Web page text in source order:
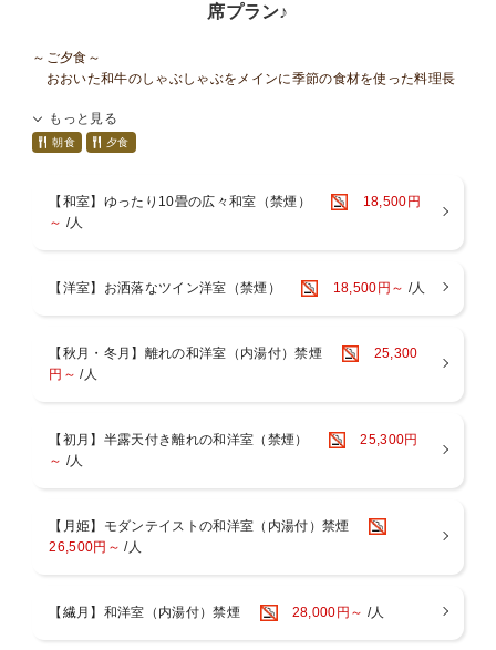
■■■■■■■■■■■■■■■■■■■■■■■■■■■■■■
～お風呂～
・１階には男女別大浴場と露天風呂がございます。ご滞在中はいつで
・５つの貸切家族風呂をご利用いただけます！ご滞在中いつでもご入
浴いただけます
杏の湯：御影石のジャグジー風呂（内風呂）
菫の湯：寝湯（内風呂）
～夢月のイチ押しポイント～
席プラン♪
～ご夕食～
おおいた和牛のしゃぶしゃぶをメインに季節の食材を使った料理長
～おおいた和牛のしゃぶしゃぶ～
料理長が厳選した昆布だしでいただく牛のしゃぶしゃぶ。
～ご朝食～
※料理写真は１例。季節により内容は若干異なります
〇お食事は、お食事処個室でのお召し上がりとなります。
〇当館はアレルギー対応出来ませんので予めご了承ください。
〇お子様のお食事について
小学生のお子様には、大人料理から大人向けの料理（酢の物、珍味
会席料理が苦手な小学生のお子様は、前日までにご連絡いただけれ
ば、
ンチをご用意いたします。
■■■■■■■■■■■■■■■■■■■■■■■■■■■■■■
もっと見る
朝食 夕食
【和室】ゆったり10畳の広々和室（禁煙）
18,500円
～ /人
【洋室】お洒落なツイン洋室（禁煙） 18,500円～ /人
【秋月・冬月】離れの和洋室（内湯付）禁煙
25,300
円～ /人
【初月】半露天付き離れの和洋室（禁煙）
25,300円
～ /人
【月姫】モダンテイストの和洋室（内湯付）禁煙
26,500円～ /人
【繊月】和洋室（内湯付）禁煙 28,000円～ /人